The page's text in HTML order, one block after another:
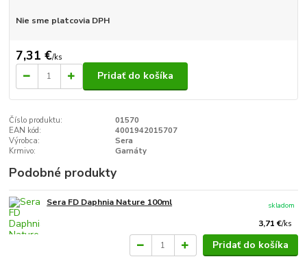
Nie sme platcovia DPH
7,31 €/ks
Pridať do košíka
Číslo produktu:
01570
EAN kód:
4001942015707
Výrobca:
Sera
Krmivo:
Garnáty
Podobné produkty
Sera FD Daphnia Nature 100ml
3,71 €/ks
skladom
Pridať do košíka